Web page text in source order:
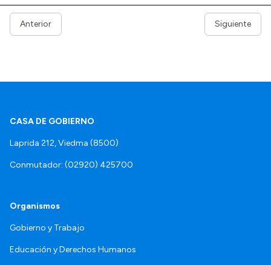
Anterior Siguiente
CASA DE GOBIERNO
Laprida 212, Viedma (8500)
Conmutador: (02920) 425700
Organismos
Gobierno y Trabajo
Educación y Derechos Humanos